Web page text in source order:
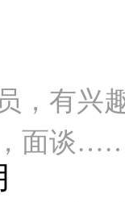
，有兴
，面谈